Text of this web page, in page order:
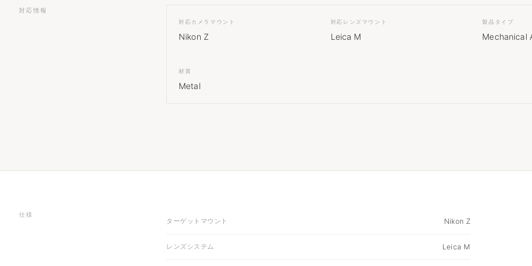
対応情報
対応カメラマウント
Nikon Z
対応レンズマウント
Leica M
製品タイプ
Mechanical
材質
Metal
仕様
ターゲットマウント Nikon Z
レンズシステム Leica M